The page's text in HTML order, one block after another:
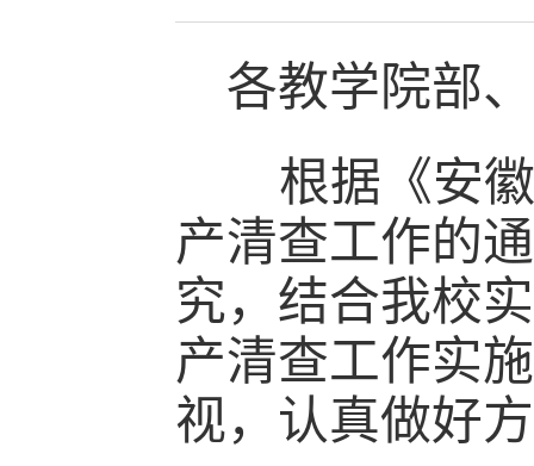
各教学院部
根据《安
产清查工作的
究，结合我校
产清查工作实
视，认真做好